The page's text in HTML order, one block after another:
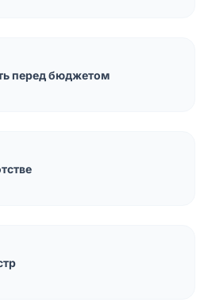
перед бюджетом